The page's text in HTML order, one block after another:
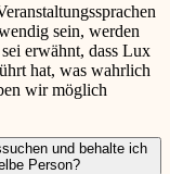
sein, werden
erwähnt, dass Lux
hat, was wahrlich
wir möglich
und behalte ich
Person?